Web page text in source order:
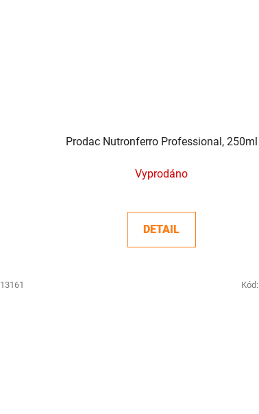
Prodac Nutronferro Professional, 250ml
Vyprodáno
DETAIL
13161 Kód: